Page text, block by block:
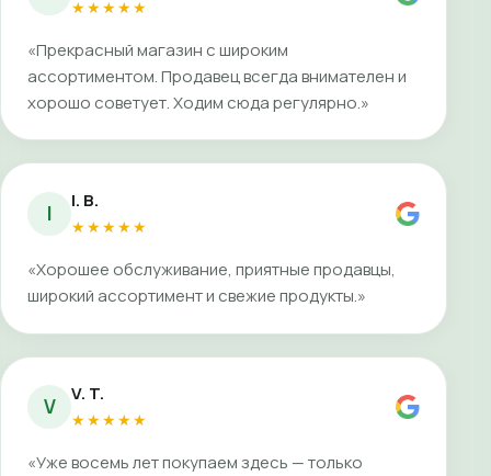
★★★★★
«Прекрасный магазин с широким
ассортиментом. Продавец всегда внимателен и
хорошо советует. Ходим сюда регулярно.»
I I. B.
★★★★★
«Хорошее обслуживание, приятные продавцы,
широкий ассортимент и свежие продукты.»
V V. T.
★★★★★
«Уже восемь лет покупаем здесь — только